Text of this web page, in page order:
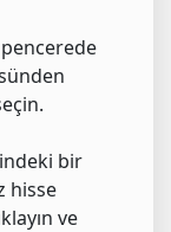
bir
hisse
ve